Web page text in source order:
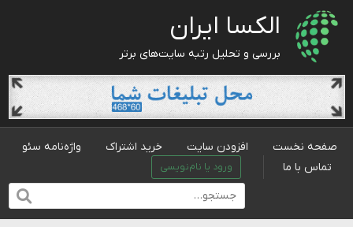
الکسا ایران
بررسی و تحلیل رتبه سایت‌های برتر
صفحه نخست افزودن سایت خرید اشتراک
واژه‌نامه سئو
تماس با ما
ورود یا نام‌نویسی